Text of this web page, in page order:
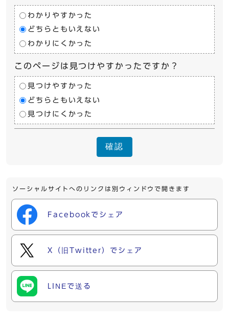
わかりやすかった
どちらともいえない
わかりにくかった
このページは見つけやすかったですか？
見つけやすかった
どちらともいえない
見つけにくかった
確認
ソーシャルサイトへのリンクは別ウィンドウで開きます
Facebookでシェア
X（旧Twitter）でシェア
LINEで送る